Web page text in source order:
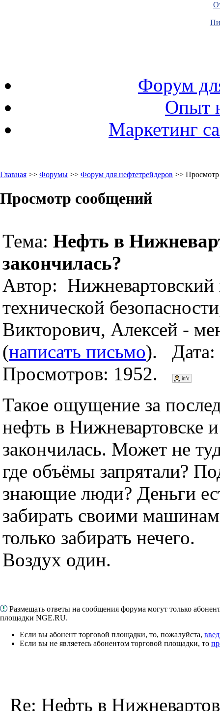
Форум
Опыт
Маркетинг
Главная >> Форумы >> Форум для нефтетрейдеров >>
Просмотр сообщений
Тема: Нефть в
закончилась?
Автор: Нижневартовский
технической
Викторович, Алексей -
(написать письмо). Дата:
Просмотров: 1952.
Такое ощущение за
нефть в Нижневартовске
закончилась. Может не
где объёмы запрятали?
знающие люди? Деньги
забирать своими
только забирать нечего.
Воздух один.
Размещать ответы на сообщения форума могут только
площадки NGE.RU.
Если вы абонент торговой площадки, то, пожалуйста,
Если вы не являетесь абонентом торговой площадки, то
Re: Нефть в